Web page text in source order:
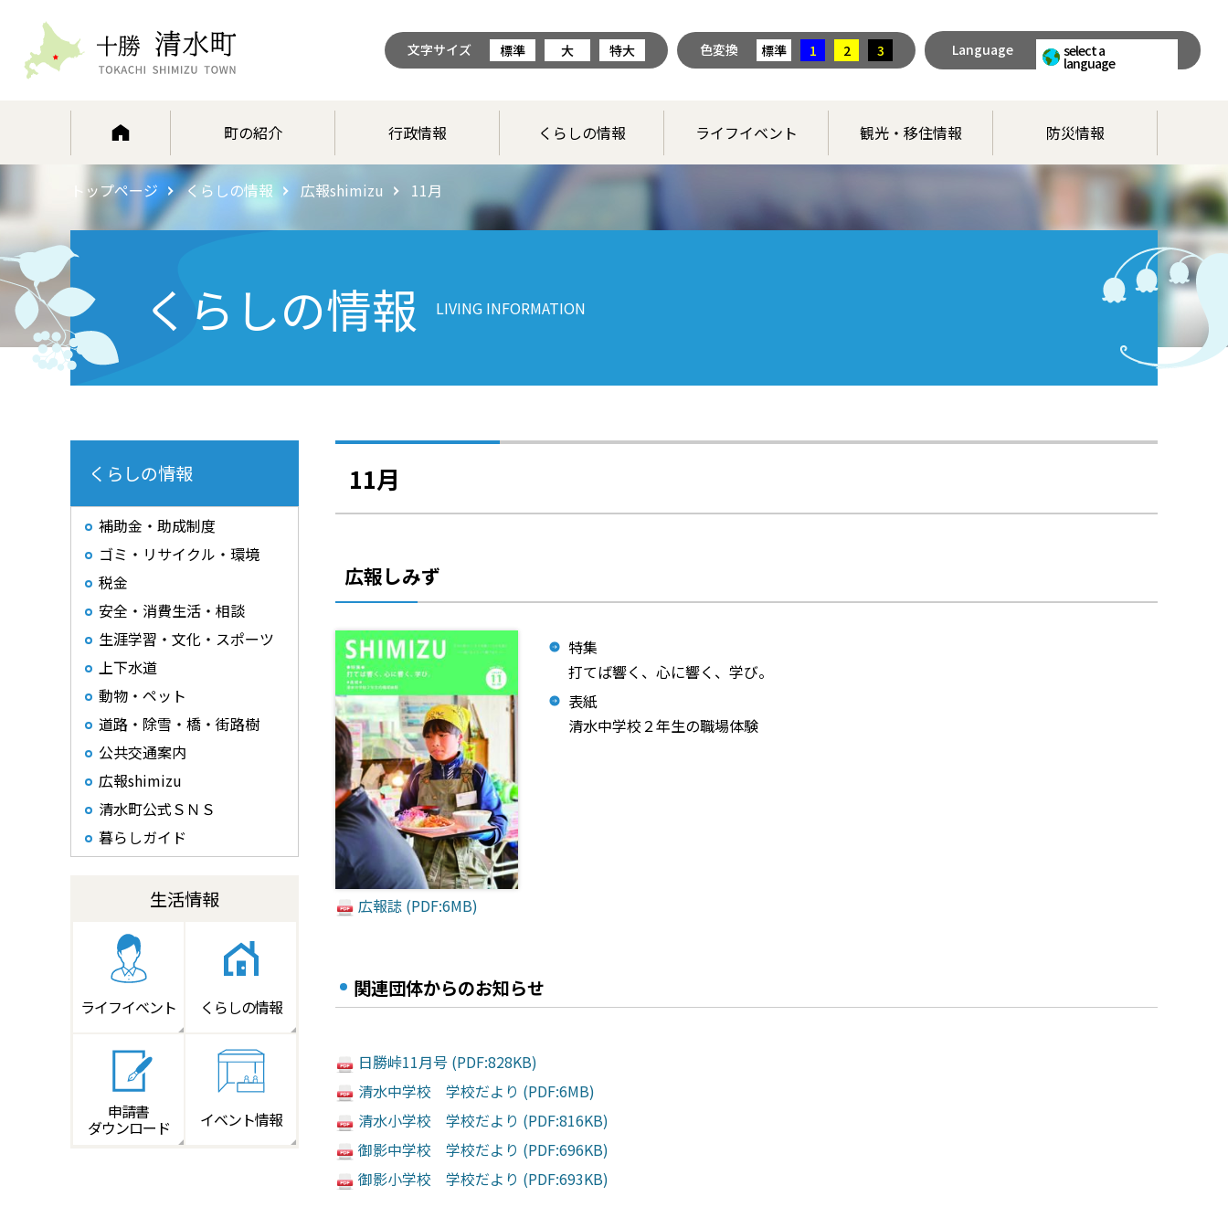
文字サイズ 標準 大 特大 色変換 標準 1 2 3 Language select a
language
町の紹介 行政情報 くらしの情報 ライフイベント 観光・移住情報 防災情報
トップページ くらしの情報 広報shimizu 11月
くらしの情報 LIVING INFORMATION
くらしの情報
補助金・助成制度
ゴミ・リサイクル・環境
税金
安全・消費生活・相談
生涯学習・文化・スポーツ
上下水道
動物・ペット
道路・除雪・橋・街路樹
公共交通案内
広報shimizu
清水町公式ＳＮＳ
暮らしガイド
生活情報
ライフイベント くらしの情報
申請書
ダウンロード イベント情報
11月
広報しみず
広報誌 (PDF:6MB)
特集
打てば響く、心に響く、学び。
表紙
清水中学校２年生の職場体験
関連団体からのお知らせ
日勝峠11月号 (PDF:828KB)
清水中学校 学校だより (PDF:6MB)
清水小学校 学校だより (PDF:816KB)
御影中学校 学校だより (PDF:696KB)
御影小学校 学校だより (PDF:693KB)